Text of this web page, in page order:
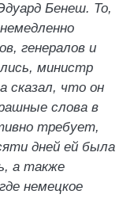
Бенеш. То,
генералов и
министр
сказал, что он
слова в
требует,
дней ей была
а также
немецкое